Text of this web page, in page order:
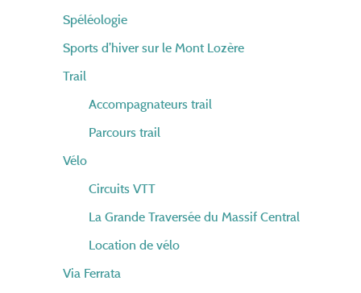
Spéléologie
Sports d’hiver sur le Mont Lozère
Trail
Accompagnateurs trail
Parcours trail
Vélo
Circuits VTT
La Grande Traversée du Massif Central
Location de vélo
Via Ferrata